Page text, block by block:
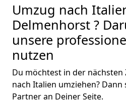
Umzug nach
Delmenhorst ?
unsere
nutzen
Du möchtest in der nächsten
nach Italien umziehen?
Partner an Deiner Seite.